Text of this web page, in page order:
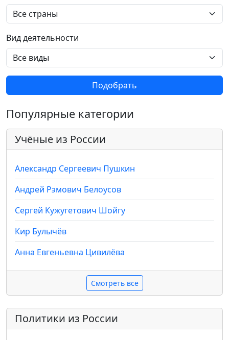
Вид деятельности
Подобрать
Популярные категории
Учёные из России
Александр Сергеевич Пушкин
Андрей Рэмович Белоусов
Сергей Кужугетович Шойгу
Кир Булычёв
Анна Евгеньевна Цивилёва
Смотреть все
Политики из России